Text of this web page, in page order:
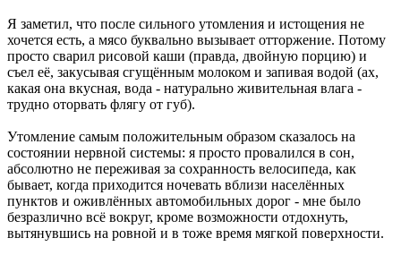
Я заметил, что после сильного утомления и истощения не
хочется есть, а мясо буквально вызывает отторжение. Потому
просто сварил рисовой каши (правда, двойную порцию) и
съел её, закусывая сгущённым молоком и запивая водой (ах,
какая она вкусная, вода - натурально живительная влага -
трудно оторвать флягу от губ).
Утомление самым положительным образом сказалось на
состоянии нервной системы: я просто провалился в сон,
абсолютно не переживая за сохранность велосипеда, как
бывает, когда приходится ночевать вблизи населённых
пунктов и оживлённых автомобильных дорог - мне было
безразлично всё вокруг, кроме возможности отдохнуть,
вытянувшись на ровной и в тоже время мягкой поверхности.